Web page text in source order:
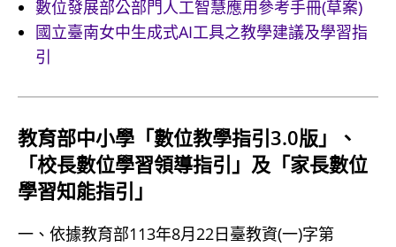
數位發展部公部門人工智慧應用參考手冊(草案)
國立臺南女中生成式AI工具之教學建議及學習指
引
教育部中小學「數位教學指引3.0版」、
「校長數位學習領導指引」及「家長數位
學習知能指引」
一、依據教育部113年8月22日臺教資(一)字第